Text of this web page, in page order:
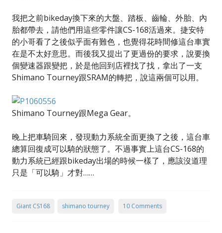
我把之前bikeday換下來的大盤、踏板、齒輪、外胎、內
胎都帶去，請他們用這些零件讓CS-168活過來。捷安特
的小哥看了之後似乎面有難色，也覺得花時間修這台車實
在是不太好意思。而後我又提出了更過份的要求，說要換
個變速器跟變把，於是他回到店裡找了找，拿出了一支
Shimano Tourney跟SRAM的轉把，說這兩個可以用。
Shimano Tourney跟Mega Gear。
晚上把車騎回來，發現動力系統全面更換了之後，這台車
總算回復成可以騎的狀態了。不過事實上這台CS-168的
動力系統已經跟bikeday出場的時候一樣了，應該沒道理
只是「可以騎」才對……
Giant CS168 shimano tourney 10 Comments